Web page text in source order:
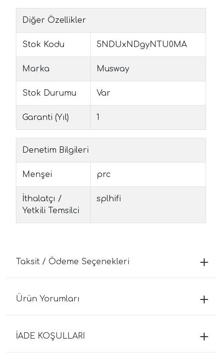
Diğer Özellikler
Stok Kodu 5NDUxNDgyNTU0MA
Marka Musway
Stok Durumu Var
Garanti (Yıl) 1
Denetim Bilgileri
Menşei prc
İthalatçı /
Yetkili Temsilci
splhifi
Taksit / Ödeme Seçenekleri
Ürün Yorumları
İADE KOŞULLARI